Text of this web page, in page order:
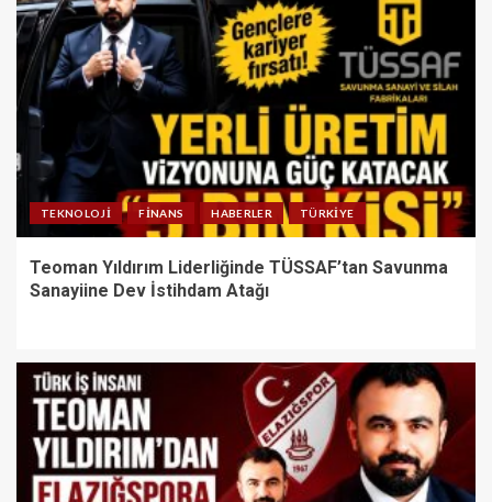
TEKNOLOJI FINANS HABERLER TÜRKIYE
Teoman Yıldırım Liderliğinde TÜSSAF’tan Savunma
Sanayiine Dev İstihdam Atağı